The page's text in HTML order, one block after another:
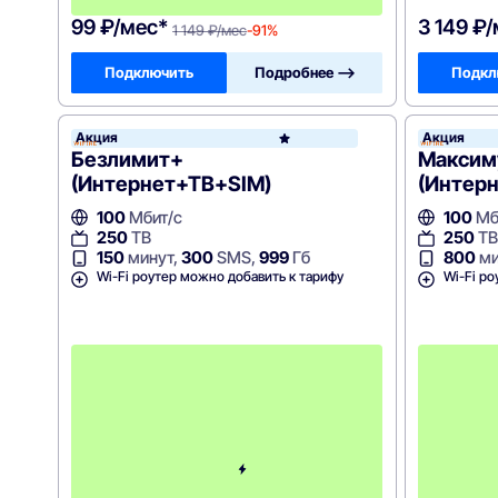
99 ₽/мес* 1 149 ₽/мес-91%
Подключить Подробнее —>
3 149
Акция WiFire
Безлимит+
(Интернет+ТВ+SIM)
100Мбит/с
250ТВ
150минут, 300SMS, 999Гб
Wi-Fi роутер можно добавить к тарифу
С
Акция
100
250ТВ
800
Wi-Fi